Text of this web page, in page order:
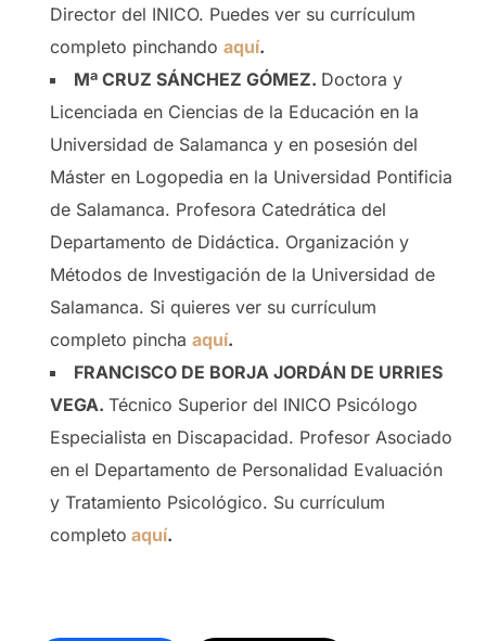
Director del INICO. Puedes ver su currículum
completo pinchando aquí.
Mª CRUZ SÁNCHEZ GÓMEZ. Doctora y
Licenciada en Ciencias de la Educación en la
Universidad de Salamanca y en posesión del
Máster en Logopedia en la Universidad Pontificia
de Salamanca. Profesora Catedrática del
Departamento de Didáctica. Organización y
Métodos de Investigación de la Universidad de
Salamanca. Si quieres ver su currículum
completo pincha aquí.
FRANCISCO DE BORJA JORDÁN DE URRIES
VEGA. Técnico Superior del INICO Psicólogo
Especialista en Discapacidad. Profesor Asociado
en el Departamento de Personalidad Evaluación
y Tratamiento Psicológico. Su currículum
completo aquí.